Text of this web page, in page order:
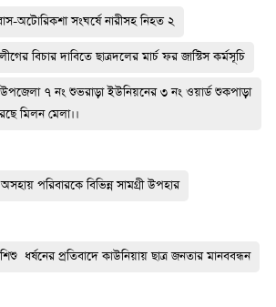
অটোরিকশা সংঘর্ষে নারীসহ নিহত ২
বিচার দাবিতে ছাত্রদলের মার্চ ফর জাস্টিস কর্মসূচি
৭ নং শুভরাড়া ইউনিয়নের ৩ নং ওয়ার্ড শুকপাড়া
মিলন মেলা।।
পরিবারকে বিভিন্ন সামগ্রী উপহার
ধর্ষনের প্রতিবাদে কাউনিয়ায় ছাত্র জনতার মানববন্ধন